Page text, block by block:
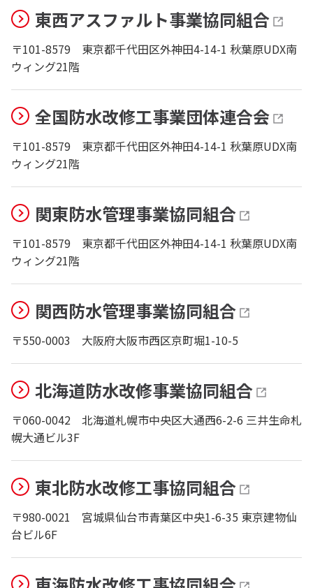
東西アスファルト事業協同組合
〒101-8579
東京都千代田区外神田4-14-1 秋葉原UDX南
ウィング21階
全国防水改修工事業団体連合会
〒101-8579
東京都千代田区外神田4-14-1 秋葉原UDX南
ウィング21階
関東防水管理事業協同組合
〒101-8579
東京都千代田区外神田4-14-1 秋葉原UDX南
ウィング21階
関西防水管理事業協同組合
〒550-0003 大阪府大阪市西区京町堀1-10-5
北海道防水改修事業協同組合
〒060-0042
北海道札幌市中央区大通西6-2-6 三井生命札
幌大通ビル3F
東北防水改修工事協同組合
〒980-0021
宮城県仙台市青葉区中央1-6-35 東京建物仙
台ビル6F